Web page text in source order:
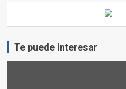
Te puede interesar